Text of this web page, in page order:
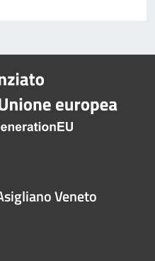
Veneto